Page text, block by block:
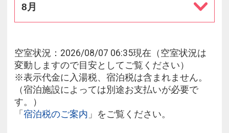
8月
空室状況：2026/08/07 06:35現在（空室状況は
変動しますので目安としてご覧ください）
※表示代金に入湯税、宿泊税は含まれません。
（宿泊施設によっては別途お支払いが必要で
す。）
「 宿泊税のご案内 」をご覧ください。